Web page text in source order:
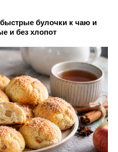
булочки к чаю и
и без хлопот